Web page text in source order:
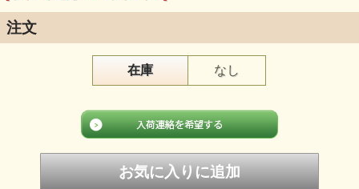
注文
在庫 なし